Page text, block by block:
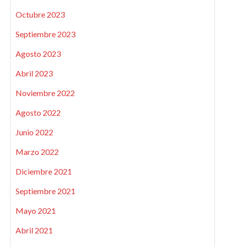
Octubre 2023
Septiembre 2023
Agosto 2023
Abril 2023
Noviembre 2022
Agosto 2022
Junio 2022
Marzo 2022
Diciembre 2021
Septiembre 2021
Mayo 2021
Abril 2021